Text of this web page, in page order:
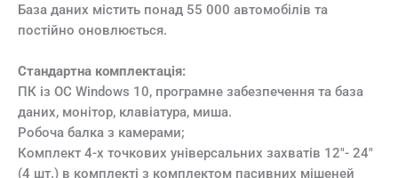
База даних містить понад 55 000 автомобілів та
постійно оновлюється.
Стандартна комплектація:
ПК із ОС Windows 10, програмне забезпечення та база
даних, монітор, клавіатура, миша.
Робоча балка з камерами;
Комплект 4-х точкових універсальних захватів 12"- 24"
(4 шт.) в комплекті з комплектом пасивних мішеней